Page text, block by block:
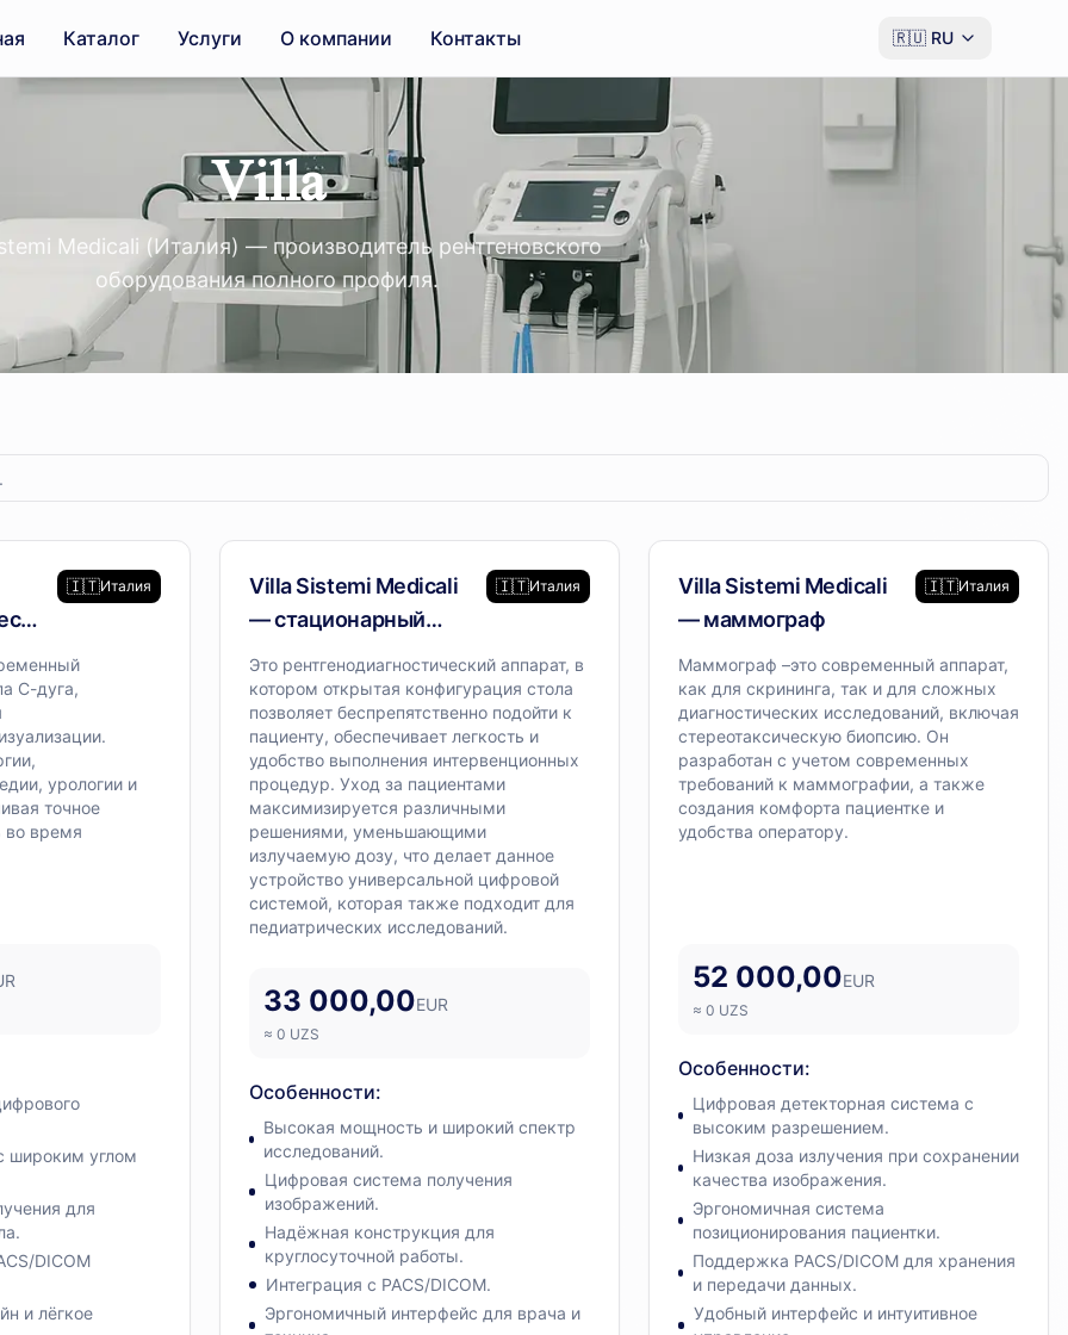
Каталог Услуги О компании Контакты 🇷🇺 RU
Villa
Medicali (Италия) — производитель рентгеновского
оборудования полного профиля.
🇮🇹Италия
С-дуга,
урологии и
точное
во время
широким углом
для
DICOM
и лёгкое
Диагностическое оборудование
Villa Sistemi Medicali
— стационарный
рентген-аппарат
🇮🇹Италия
Это рентгенодиагностический аппарат, в
котором открытая конфигурация стола
позволяет беспрепятственно подойти к
пациенту, обеспечивает легкость и
удобство выполнения интервенционных
процедур. Уход за пациентами
максимизируется различными
решениями, уменьшающими
излучаемую дозу, что делает данное
устройство универсальной цифровой
системой, которая также подходит для
педиатрических исследований.
33 000,00EUR
≈ 0 UZS
Особенности:
Высокая мощность и широкий спектр
исследований.
Цифровая система получения
изображений.
Надёжная конструкция для
круглосуточной работы.
Интеграция с PACS/DICOM.
Эргономичный интерфейс для врача и
Диагностическое оборудование
Villa Sistemi Medicali
— маммограф
🇮🇹Италия
Маммограф –это современный аппарат,
как для скрининга, так и для сложных
диагностических исследований, включая
стереотаксическую биопсию. Он
разработан с учетом современных
требований к маммографии, а также
создания комфорта пациентке и
удобства оператору.
52 000,00EUR
≈ 0 UZS
Особенности:
Цифровая детекторная система с
высоким разрешением.
Низкая доза излучения при сохранении
качества изображения.
Эргономичная система
позиционирования пациентки.
Поддержка PACS/DICOM для хранения
и передачи данных.
Удобный интерфейс и интуитивное